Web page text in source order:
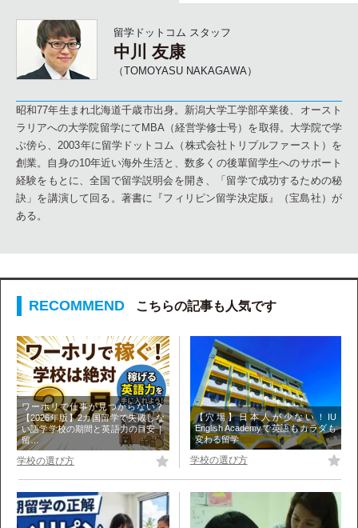
留学ドットコム スタッフ
中川 友康
（TOMOYASU NAKAGAWA）
昭和77年生まれ北海道千歳市出身。新潟大学工学部卒業後、オースト
ラリアへの大学院留学にてMBA（経営学修士号）を取得。大学院で学
ぶ傍ら、2003年に留学ドットコム（株式会社トリプルファースト）を
創業。自身の10年近い海外生活と、数多くの後輩留学生へのサポート
経験をもとに、全国で留学説明会を開き、「留学で成功するための秘
訣」を講演して回る。著書に『フィリピン留学決定版』（宝島社）が
ある。
こちらの記事も人気です
ワーホリで仕事が見つからない？
【2026年版】2カ国留学で失敗しな
い語学学校の期間と英語力の目安｜
留…
学校の選び方
【穴場】日本人が少ない！IU
English Academyで英語もカラダも
変わる留学
学校の選び方